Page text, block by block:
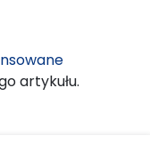
artykułu.